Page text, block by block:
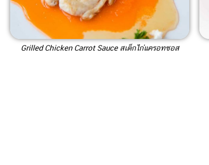
Grilled Chicken Carrot Sauce สเต็กไก่แครอทซอส